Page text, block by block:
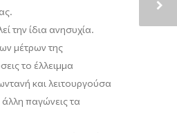
την ίδια ανησυχία.
μέτρων της
το έλλειμμα
και λειτουργούσα
παγώνεις τα